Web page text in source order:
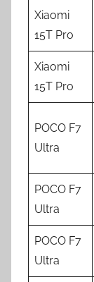
Xiaomi
15T Pro
Xiaomi
15T Pro
POCO F7
Ultra
POCO F7
Ultra
POCO F7
Ultra